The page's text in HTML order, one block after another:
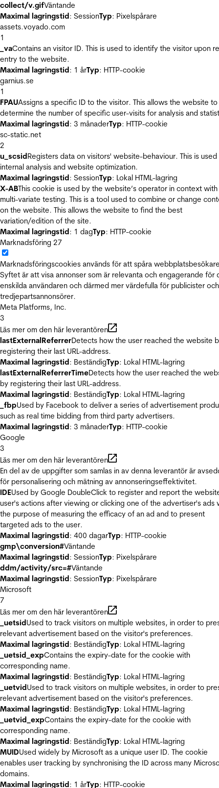
collect/v.gifVäntande
Maximal lagringstid: SessionTyp: Pixelspårare
assets.voyado.com
1
_vaContains an visitor ID. This is used to identify the visitor upon
entry to the website.
Maximal lagringstid: 1 årTyp: HTTP-cookie
garnius.se
1
FPAUAssigns a specific ID to the visitor. This allows the website to
determine the number of specific user-visits for analysis and
Maximal lagringstid: 3 månaderTyp: HTTP-cookie
sc-static.net
2
u_scsidRegisters data on visitors' website-behaviour. This is
internal analysis and website optimization.
Maximal lagringstid: SessionTyp: Lokal HTML-lagring
X-ABThis cookie is used by the website’s operator in context with
multi-variate testing. This is a tool used to combine or change
on the website. This allows the website to find the best
variation/edition of the site.
Maximal lagringstid: 1 dagTyp: HTTP-cookie
Marknadsföring 27
Marknadsföringscookies används för att spåra
Syftet är att visa annonser som är relevanta och engagerande för
enskilda användaren och därmed mer värdefulla för publicister och
tredjepartsannonsörer.
Meta Platforms, Inc.
3
Läs mer om den här leverantören
lastExternalReferrerDetects how the user reached the website
registering their last URL-address.
Maximal lagringstid: BeständigTyp: Lokal HTML-lagring
lastExternalReferrerTimeDetects how the user reached the
by registering their last URL-address.
Maximal lagringstid: BeständigTyp: Lokal HTML-lagring
_fbpUsed by Facebook to deliver a series of advertisement
such as real time bidding from third party advertisers.
Maximal lagringstid: 3 månaderTyp: HTTP-cookie
Google
3
Läs mer om den här leverantören
En del av de uppgifter som samlas in av denna leverantör är
för personalisering och mätning av annonseringseffektivitet.
IDEUsed by Google DoubleClick to register and report the
user's actions after viewing or clicking one of the advertiser's ads
the purpose of measuring the efficacy of an ad and to present
targeted ads to the user.
Maximal lagringstid: 400 dagarTyp: HTTP-cookie
gmp\conversion#Väntande
Maximal lagringstid: SessionTyp: Pixelspårare
ddm/activity/src=#Väntande
Maximal lagringstid: SessionTyp: Pixelspårare
Microsoft
7
Läs mer om den här leverantören
_uetsidUsed to track visitors on multiple websites, in order to
relevant advertisement based on the visitor's preferences.
Maximal lagringstid: BeständigTyp: Lokal HTML-lagring
_uetsid_expContains the expiry-date for the cookie with
corresponding name.
Maximal lagringstid: BeständigTyp: Lokal HTML-lagring
_uetvidUsed to track visitors on multiple websites, in order to
relevant advertisement based on the visitor's preferences.
Maximal lagringstid: BeständigTyp: Lokal HTML-lagring
_uetvid_expContains the expiry-date for the cookie with
corresponding name.
Maximal lagringstid: BeständigTyp: Lokal HTML-lagring
MUIDUsed widely by Microsoft as a unique user ID. The cookie
enables user tracking by synchronising the ID across many
domains.
Maximal lagringstid: 1 årTyp: HTTP-cookie